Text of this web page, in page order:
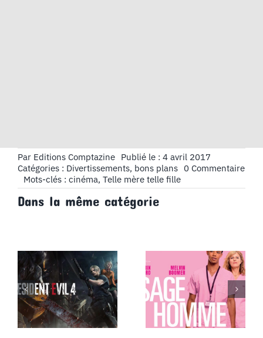
Par Editions Comptazine Publié le : 4 avril 2017
Catégories : Divertissements, bons plans 0 Commentaireon
:
Mots-clés : cinéma, Telle mère telle fille
Dans la même catégorie
Jeu video :
Resident Evil
4
Cinéma :
Sage-Homme